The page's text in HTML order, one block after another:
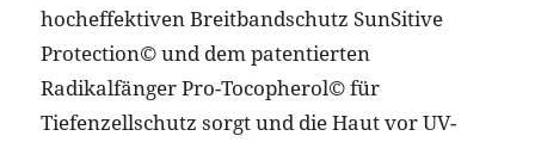
hocheffektiven Breitbandschutz SunSitive
Protection© und dem patentierten
Radikalfänger Pro-Tocopherol© für
Tiefenzellschutz sorgt und die Haut vor UV-